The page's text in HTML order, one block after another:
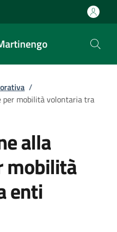
/
per mobilità volontaria tra
alla
mobilità
enti